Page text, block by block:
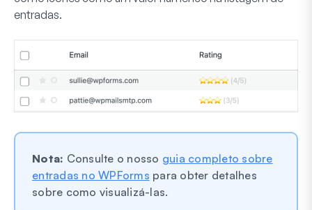
entradas.
Nota: Consulte o nosso guia completo sobre
entradas no WPForms para obter detalhes
sobre como visualizá-las.